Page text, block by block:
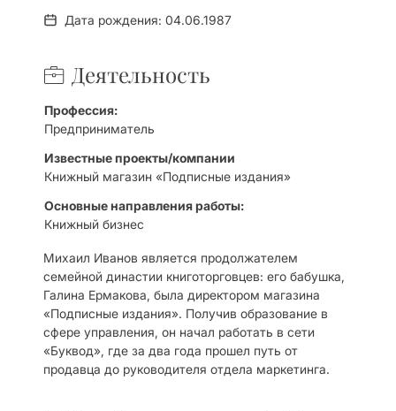
Дата рождения: 04.06.1987
Деятельность
Профессия:
Предприниматель
Известные проекты/компании
Книжный магазин «Подписные издания»
Основные направления работы:
Книжный бизнес
Михаил Иванов является продолжателем
семейной династии книготорговцев: его бабушка,
Галина Ермакова, была директором магазина
«Подписные издания». Получив образование в
сфере управления, он начал работать в сети
«Буквод», где за два года прошел путь от
продавца до руководителя отдела маркетинга.